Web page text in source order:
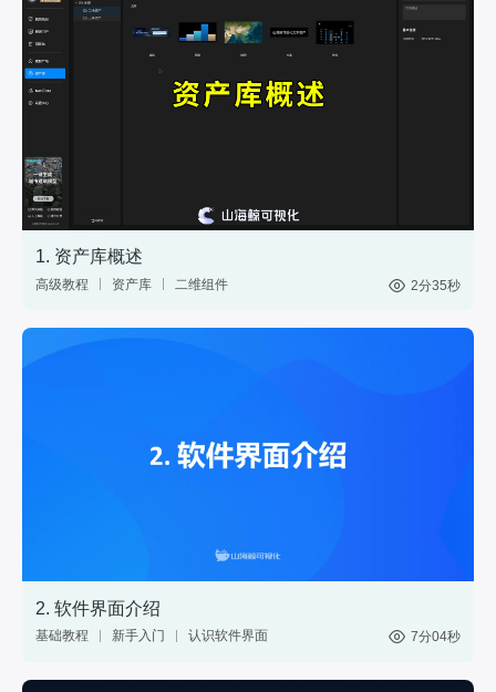
1. 资产库概述
高级教程 资产库
二维组件
2分35秒
2. 软件界面介绍
基础教程 新手入门
认识软件界面
7分04秒